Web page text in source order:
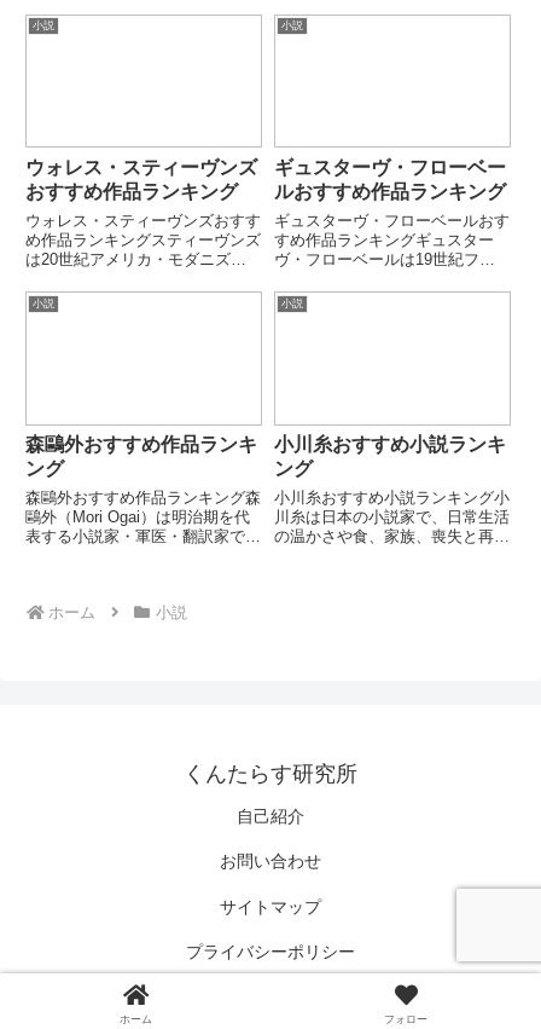
家です。戦争・災害・犯罪・医学
自の文体で知られています。庶民
小説
ウォレス・スティーヴンズ
おすすめ作品ランキング
ウォレス・スティーヴンズおすす
め作品ランキングスティーヴンズ
は20世紀アメリカ・モダニズム
と現実」「言語と世界」の関係を
哲学的に探究しました。保険会社
小説
ギュスターヴ・フローベー
ルおすすめ作品ランキング
ギュスターヴ・フローベールおす
すめ作品ランキングギュスター
ヴ・フローベールは19世紀フラ
した文体の精密さと客観描写への
こだわりで、近代小説の完成者の
小説
森鷗外おすすめ作品ランキ
ング
森鷗外おすすめ作品ランキング森
鷗外（Mori Ogai）は明治期を代
表する小説家・軍医・翻訳家で
性と倫理、歴史意識を融合させた
小説
小川糸おすすめ小説ランキ
ング
小川糸おすすめ小説ランキング小
川糸は日本の小説家で、日常生活
の温かさや食、家族、喪失と再生
ホーム 小説
くんたらす研究所
自己紹介
お問い合わせ
サイトマップ
プライバシーポリシー
ホーム フォロー